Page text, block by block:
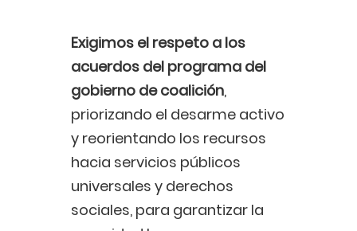
Exigimos el respeto a los
acuerdos del programa del
gobierno de coalición,
priorizando el desarme activo
y reorientando los recursos
hacia servicios públicos
universales y derechos
sociales, para garantizar la